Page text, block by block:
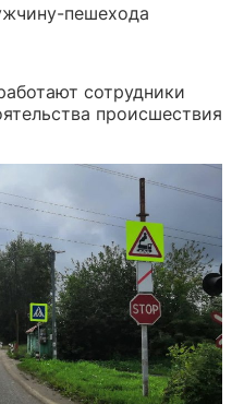
пешехода
сотрудники
происшествия